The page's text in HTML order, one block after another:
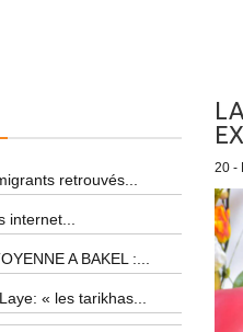
20 -
retrouvés...
internet...
A BAKEL :...
« les tarikhas...